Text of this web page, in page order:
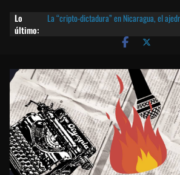
Lo
último:
La “cripto-dictadura” en Nicaragua, el
Agarrá tu POLLO FRITO, vamos a la
¡El partido único! Nicaragua, la Corea del
Batman de Matagalpa
Las mentiras del Cardenal Leopoldo
¿Piratas de El Carmen en la India? El
¡O lo que queda!